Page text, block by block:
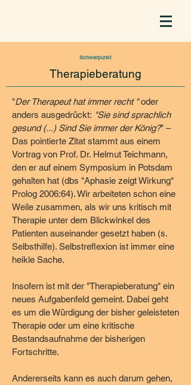
Schwerpunkt
Therapieberatung
"Der Therapeut hat immer recht "oder
anders ausgedrückt: "Sie sind sprachlich
gesund (...) Sind Sie immer der König?" –
Das pointierte Zitat stammt aus einem
Vortrag von Prof. Dr. Helmut Teichmann,
den er auf einem Symposium in Potsdam
gehalten hat (dbs "Aphasie zeigt Wirkung"
Prolog 2006:64). Wir arbeiteten schon eine
Weile zusammen, als wir uns kritisch mit
Therapie unter dem Blickwinkel des
Patienten auseinander gesetzt haben (s.
Selbsthilfe). Selbstreflexion ist immer eine
heikle Sache.
Insofern ist mit der "Therapieberatung" ein
neues Aufgabenfeld gemeint. Dabei geht
es um die Würdigung der bisher geleisteten
Therapie oder um eine kritische
Bestandsaufnahme der bisherigen
Fortschritte.
Andererseits kann es auch darum gehen,